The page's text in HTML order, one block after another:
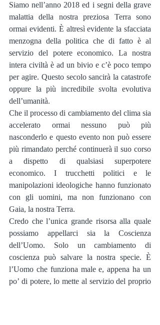
Siamo nell’anno 2018 ed i segni della grave
malattia della nostra preziosa Terra sono
ormai evidenti. È altresì evidente la sfacciata
menzogna della politica che di fatto è al
servizio del potere economico. La nostra
intera civiltà è ad un bivio e c’è poco tempo
per agire. Questo secolo sancirà la catastrofe
oppure la più incredibile svolta evolutiva
dell’umanità.
Che il processo di cambiamento del clima sia
accelerato ormai nessuno può più
nasconderlo e questo evento non può essere
più rimandato perché continuerà il suo corso
a dispetto di qualsiasi superpotere
economico. I trucchetti politici e le
manipolazioni ideologiche hanno funzionato
con gli uomini, ma non funzionano con
Gaia, la nostra Terra.
Credo che l’unica grande risorsa alla quale
possiamo appellarci sia la Coscienza
dell’Uomo. Solo un cambiamento di
coscienza può salvare la nostra specie. È
l’Uomo che funziona male e, appena ha un
po’ di potere, lo mette al servizio del proprio